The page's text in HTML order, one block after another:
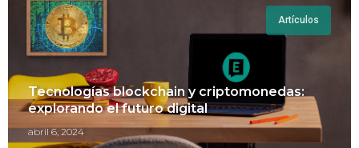
Artículos
Tecnologías blockchain y criptomonedas:
explorando el futuro digital
abril 6, 2024